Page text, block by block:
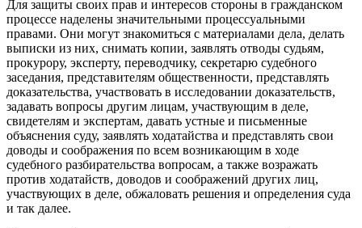
Для защиты своих прав и интересов стороны в гражданском
процессе наделены значительными процессуальными
правами. Они могут знакомиться с материалами дела, делать
выписки из них, снимать копии, заявлять отводы судьям,
прокурору, эксперту, переводчику, секретарю судебного
заседания, представителям общественности, представлять
доказательства, участвовать в исследовании доказательств,
задавать вопросы другим лицам, участвующим в деле,
свидетелям и экспертам, давать устные и письменные
объяснения суду, заявлять ходатайства и представлять свои
доводы и соображения по всем возникающим в ходе
судебного разбирательства вопросам, а также возражать
против ходатайств, доводов и соображений других лиц,
участвующих в деле, обжаловать решения и определения суда
и так далее.